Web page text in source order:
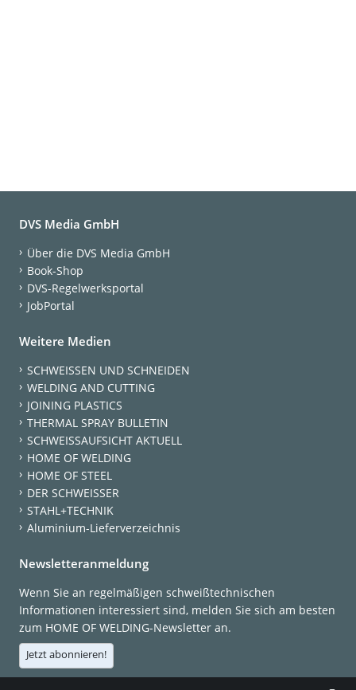
DVS Media GmbH
Über die DVS Media GmbH
Book-Shop
DVS-Regelwerksportal
JobPortal
Weitere Medien
SCHWEISSEN UND SCHNEIDEN
WELDING AND CUTTING
JOINING PLASTICS
THERMAL SPRAY BULLETIN
SCHWEISSAUFSICHT AKTUELL
HOME OF WELDING
HOME OF STEEL
DER SCHWEISSER
STAHL+TECHNIK
Aluminium-Lieferverzeichnis
Newsletteranmeldung
Wenn Sie an regelmäßigen schweißtechnischen
Informationen interessiert sind, melden Sie sich am besten
zum HOME OF WELDING-Newsletter an.
Jetzt abonnieren!